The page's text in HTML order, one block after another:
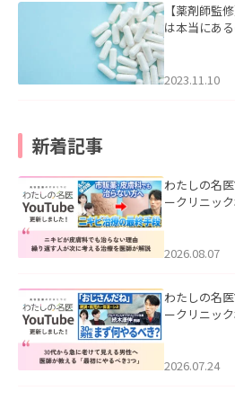
【薬剤師監
は本当にある
2023.11.10
新着記事
わたしの名
ークリニッ
ました。
2026.08.07
わたしの名
ークリニッ
た。
2026.07.24